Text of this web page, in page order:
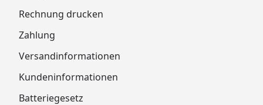
Rechnung drucken
Zahlung
Versandinformationen
Kundeninformationen
Batteriegesetz